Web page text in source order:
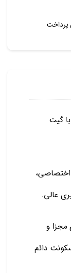
گیت
اختصاصی،
عالی.
مجزا و
دائم